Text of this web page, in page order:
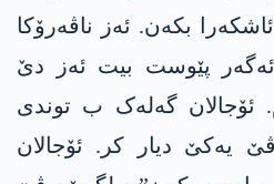
بکەن. ئەز ناڤەرۆکا
پێوست بیت ئەز دێ
ئۆجالان گەلەک ب توندی
یەکێ دیار کر. ئۆجالان